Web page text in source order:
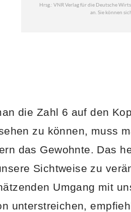
die Zahl 6 auf den
zu können, muss
das Gewohnte. Das
Sichtweise zu
Umgang mit
unterstreichen,